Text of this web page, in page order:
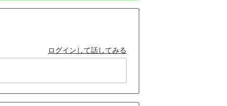
ログインして話してみる